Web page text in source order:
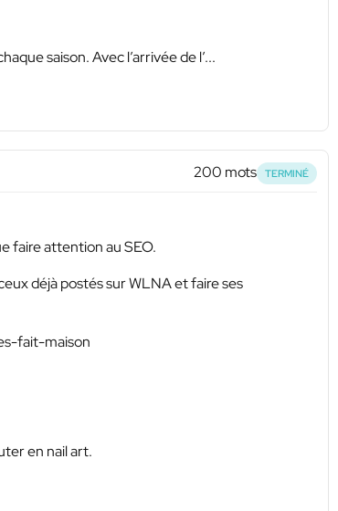
saison. Avec l’arrivée de l’...
200 mots TERMINÉ
faire attention au SEO.
déjà postés sur WLNA et faire ses
fait-maison
en nail art.